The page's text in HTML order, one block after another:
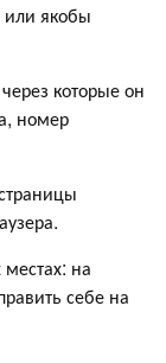
якобы
которые он
номер
на
себе на